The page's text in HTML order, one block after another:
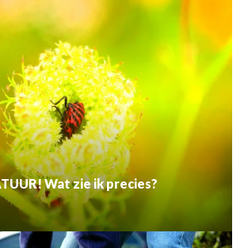
Wat zie ik precies?